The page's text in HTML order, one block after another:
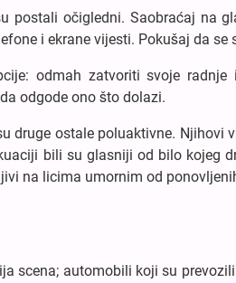
postali očigledni. Saobraćaj na
i ekrane vijesti. Pokušaj da se
odmah zatvoriti svoje
odgode ono što dolazi.
druge ostale poluaktivne. Njihovi
bili su glasniji od bilo kojeg
na licima umornim od
scena; automobili koji su